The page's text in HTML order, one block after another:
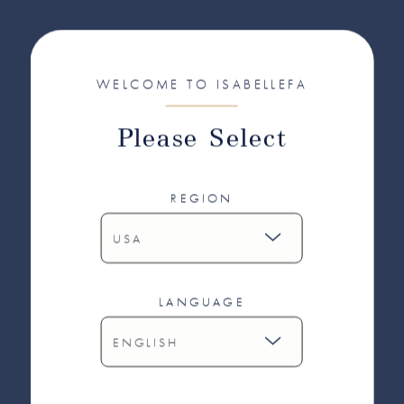
WELCOME TO ISABELLEFA
Please Select
REGION
LANGUAGE